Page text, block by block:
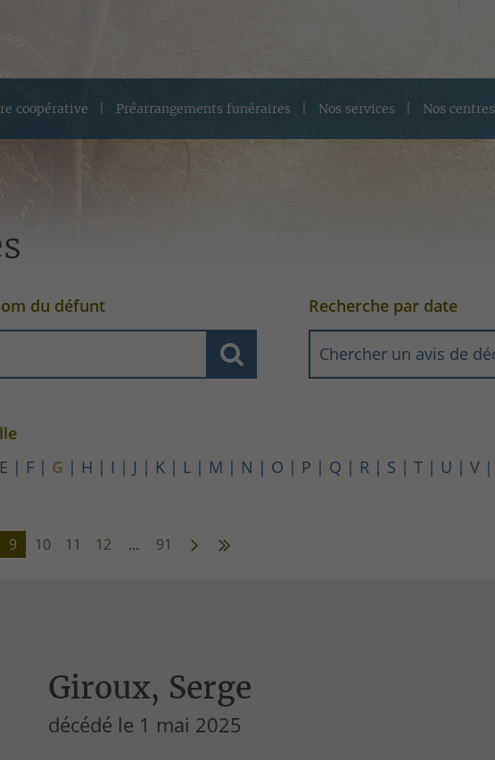
coopérative Préarrangements funéraires Nos services Nos
du défunt Recherche par date
E F G H I J K L M N O P Q R S T U V
9 10 11 12 ... 91
Giroux, Serge
décédé le 1 mai 2025